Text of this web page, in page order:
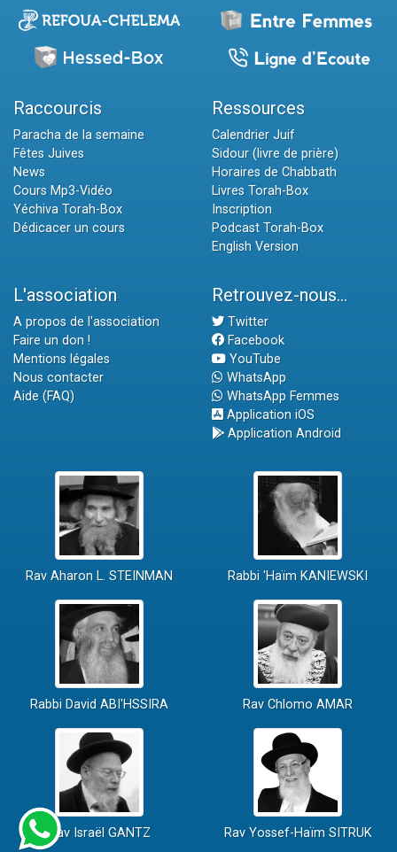
Raccourcis
Paracha de la semaine
Fêtes Juives
News
Cours Mp3-Vidéo
Yéchiva Torah-Box
Dédicacer un cours
Ressources
Calendrier Juif
Sidour (livre de prière)
Horaires de Chabbath
Livres Torah-Box
Inscription
Podcast Torah-Box
English Version
L'association
A propos de l'association
Faire un don !
Mentions légales
Nous contacter
Aide (FAQ)
Retrouvez-nous...
Twitter
Facebook
YouTube
WhatsApp
WhatsApp Femmes
Application iOS
Application Android
Rav Aharon L. STEINMAN Rabbi 'Haïm KANIEWSKI
Rabbi David ABI'HSSIRA Rav Chlomo AMAR
Rav Israël GANTZ Rav Yossef-Haïm SITRUK